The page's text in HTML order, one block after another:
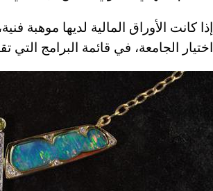
إذا كانت الأوراق المالية لديها موهبة
اختيار الجامعة، في قائمة البرامج